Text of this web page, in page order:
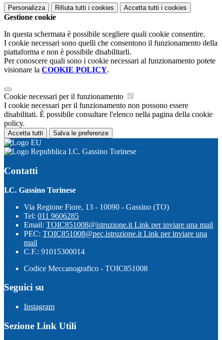
Personalizza Rifiuta tutti i cookies Accetta tutti i cookies
Gestione cookie
In questa schermata è possibile scegliere quali cookie consentire.
I cookie necessari sono quelli che consentono il funzionamento della
piattaforma e non è possibile disabilitarli.
Per conoscere quali sono i cookie necessari al funzionamento potete
visionare la COOKIE POLICY.
Cookie necessari per il funzionamento
I cookie necessari per il funzionamento non possono essere
disabilitati. È possibile consultare l'elenco nella pagina della cookie
policy.
Accetta tutti Salva le preferenze
I.C. Gassino Torinese
Contatti
I.C. Gassino Torinese
Via Regione Fiore, 13 - 10090 - Gassino (TO)
Tel: 011 9606285
Email: TOIC851008@istruzione.it Link per inviare una mail
PEC: TOIC851008@pec.istruzione.it Link per inviare una
mail
C.F.: 91015300014
Codice Meccanografico - TOIC851008
Seguici su
Instagram
Sezione Link Utili